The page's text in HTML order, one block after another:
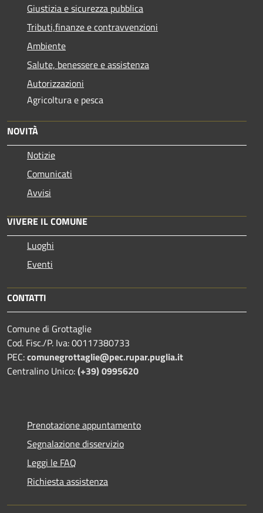
Giustizia e sicurezza pubblica
Tributi,finanze e contravvenzioni
Ambiente
Salute, benessere e assistenza
Autorizzazioni
Agricoltura e pesca
NOVITÀ
Notizie
Comunicati
Avvisi
VIVERE IL COMUNE
Luoghi
Eventi
CONTATTI
Comune di Grottaglie
Cod. Fisc./P. Iva: 00117380733
PEC:comunegrottaglie@pec.rupar.puglia.it
Centralino Unico:(+39) 0995620
Prenotazione appuntamento
Segnalazione disservizio
Leggi le FAQ
Richiesta assistenza